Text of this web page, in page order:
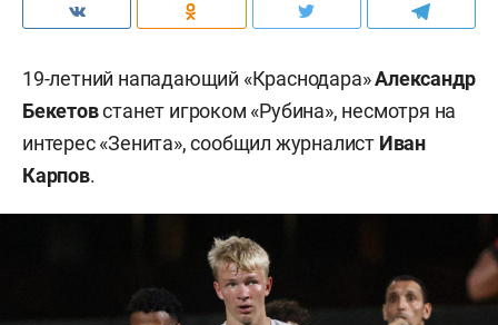
19-летний нападающий «Краснодара»Александр
Бекетовстанет игроком «Рубина», несмотря на
интерес «Зенита», сообщил журналист Иван
Карпов.